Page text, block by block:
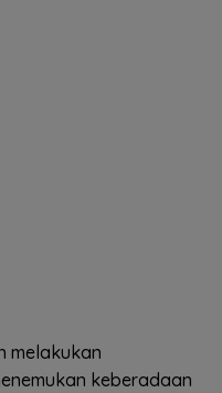
melakukan
keberadaan